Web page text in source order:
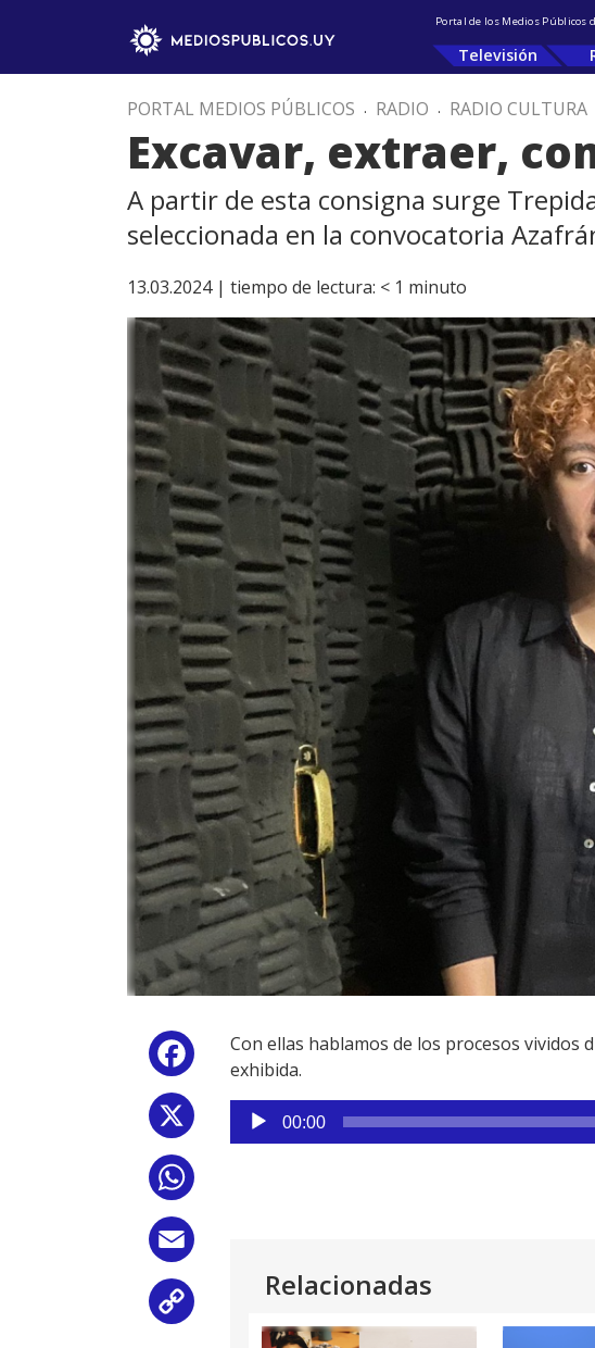
Portal de los Medios Públicos
Televisión
PORTAL MEDIOS PÚBLICOS . RADIO . RADIO CULTURA
Excavar, extraer,
A partir de esta consigna surge
seleccionada en la convocatoria
13.03.2024 | tiempo de lectura: < 1 minuto
Facebook
Con ellas hablamos de los procesos
exhibida.
Reproductor
de
00:00
Relacionadas